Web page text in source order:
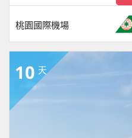
桃園國際機場
10 天